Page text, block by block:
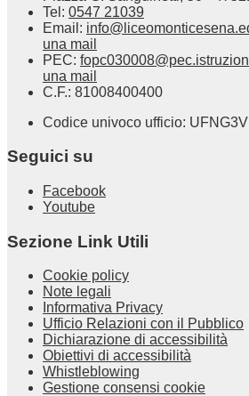
Tel: 0547 21039
Email:
una mail
PEC:
una mail
C.F.: 81008400400
Codice univoco ufficio: UFNG3V
Seguici su
Facebook
Youtube
Sezione Link Utili
Cookie policy
Note legali
Informativa Privacy
Ufficio Relazioni con il Pubblico
Dichiarazione di accessibilità
Obiettivi di accessibilità
Whistleblowing
Gestione consensi cookie